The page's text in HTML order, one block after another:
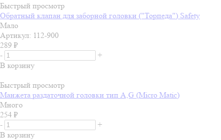
Быстрый просмотр
Обратный клапан для заборной головки ("Торпеда") Safety
Мало
Артикул: 112-900
289 ₽
-
+
В корзину
Быстрый просмотр
Манжета раздаточной головки тип А,G (Micro Matic)
Много
254 ₽
-
+
В корзину